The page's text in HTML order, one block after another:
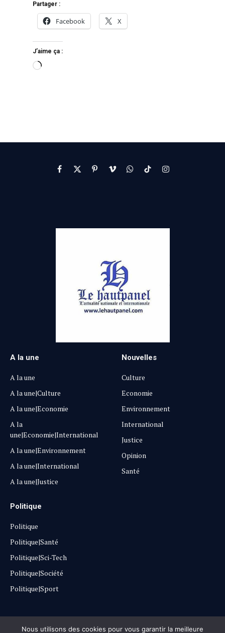
Partager :
Facebook X
J’aime ça :
Facebook
X
PinterestVimeoWhatsApp
TikTokInstagram
A la une
A la une
A la une|Culture
A la une|Economie
A la
une|Economie|International
A la une|Environnement
A la une|International
A la une|Justice
Nouvelles
Culture
Economie
Environnement
International
Justice
Opinion
Santé
Politique
Politique
Politique|Santé
Politique|Sci-Tech
Politique|Société
Politique|Sport
Copyright © 2025Lehautpanel
Nous utilisons des cookies pour vous garantir la meilleure